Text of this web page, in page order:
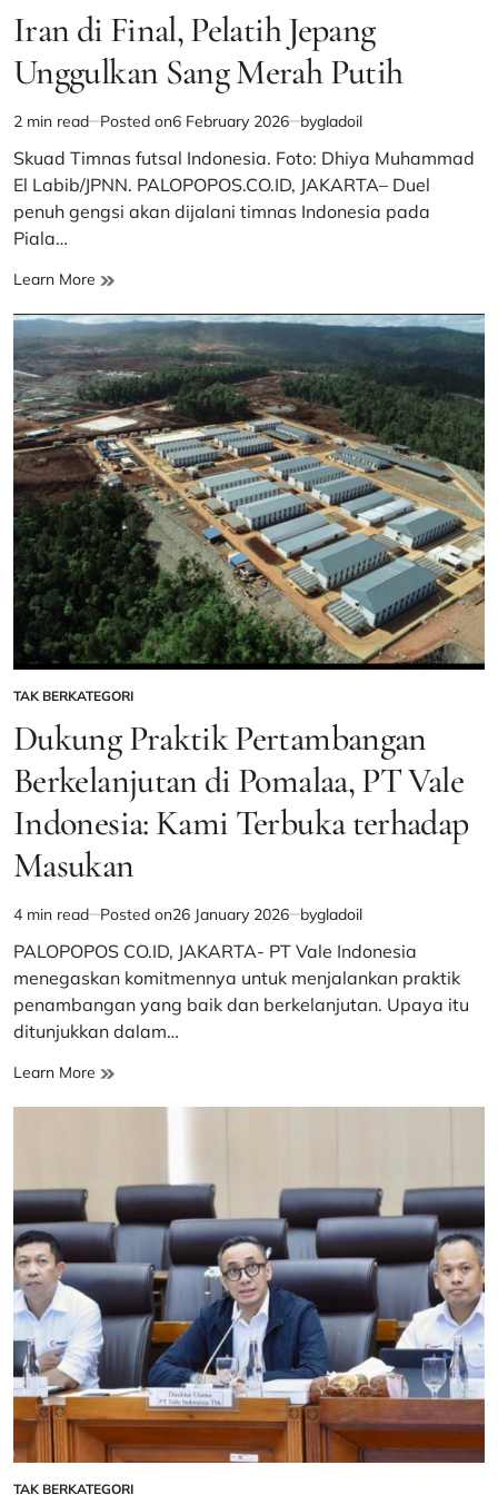
Iran di Final, Pelatih Jepang
Unggulkan Sang Merah Putih
Estimated
read
time
2 min read Posted on6 February 2026 bygladoil
Skuad Timnas futsal Indonesia. Foto: Dhiya Muhammad
El Labib/JPNN. PALOPOPOS.CO.ID, JAKARTA– Duel
penuh gengsi akan dijalani timnas Indonesia pada
Piala…
Learn More Timnas
Indonesia
Bentrok
Iran
di
Final,
Pelatih
Jepang
Unggulkan
Sang
Merah
Putih
POSTED
IN
TAK BERKATEGORI
Dukung Praktik Pertambangan
Berkelanjutan di Pomalaa, PT Vale
Indonesia: Kami Terbuka terhadap
Masukan
Estimated
read
time
4 min read Posted on26 January 2026 bygladoil
PALOPOPOS CO.ID, JAKARTA- PT Vale Indonesia
menegaskan komitmennya untuk menjalankan praktik
penambangan yang baik dan berkelanjutan. Upaya itu
ditunjukkan dalam…
Learn More Dukung
Pomalaa,
PT
Vale
Indonesia:
Kami
Terbuka
terhadap
Masukan
TAK BERKATEGORI